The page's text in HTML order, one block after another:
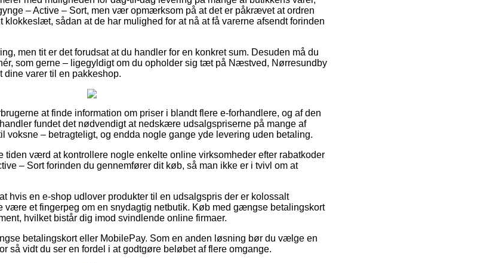
– Active – Sort, men vær opmærksom på at det er påkrævet at ordren
klokkeslæt, sådan at de har mulighed for at nå at få varerne afsendt forinden
men tit er det forudsat at du handler for en konkret sum. Desuden må du
som gerne – ligegyldigt om du opholder sig tæt på Næstved, Nørresundby
varer til en pakkeshop.
at finde information om priser i blandt flere e-forhandlere, og af den
fundet det nødvendigt at nedskære udsalgspriserne på mange af
voksne – betragteligt, og endda nogle gange yde levering uden betaling.
værd at kontrollere nogle enkelte online virksomheder efter rabatkoder
– Sort forinden du gennemfører dit køb, så man ikke er i tvivl om at
hvis en e-shop udlover produkter til en udsalgspris der er kolossalt
være et fingerpeg om en snydagtig netbutik. Køb med gængse betalingskort
hvilket bistår dig imod svindlende online firmaer.
betalingskort eller MobilePay. Som en anden løsning bør du vælge en
så vidt du ser en fordel i at godtgøre beløbet af flere omgange.